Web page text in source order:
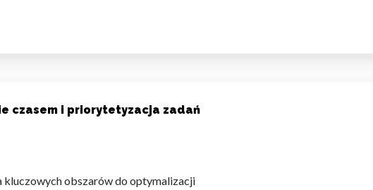
czasem i priorytetyzacja zadań
kluczowych obszarów do optymalizacji